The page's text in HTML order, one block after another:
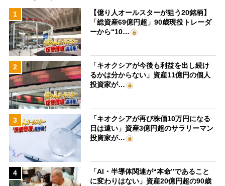
1
【億り人オールスターが狙う20銘柄】
「総資産69億円超」90歳現役トレーダ
ーから“10…
2
「キオクシアが今後も利益を出し続け
るかは分からない」資産11億円の個人
投資家が…
3
「キオクシアが再び株価10万円になる
日は遠い」資産3億円超のサラリーマン
投資家が…
4
「AI・半導体関連が“本命”であること
に変わりはない」資産20億円超の90歳